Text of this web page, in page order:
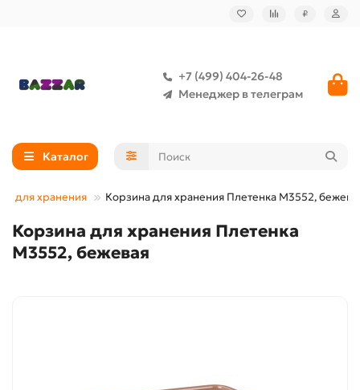
₽
+7 (499) 404-26-48
Менеджер в телеграм
Каталог
для хранения Корзина для хранения Плетенка М3552,
Корзина для хранения Плетенка
М3552, бежевая